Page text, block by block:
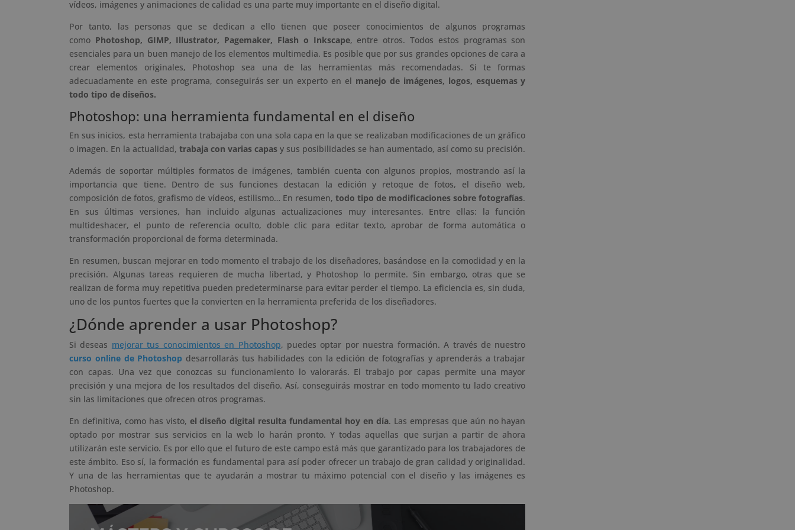
vídeos, imágenes y animaciones de calidad es una parte muy importante en el diseño digital.
Por tanto, las personas que se dedican a ello tienen que poseer conocimientos de algunos programas
como Photoshop, GIMP, Illustrator, Pagemaker, Flash o Inkscape, entre otros. Todos estos programas son
esenciales para un buen manejo de los elementos multimedia. Es posible que por sus grandes opciones de cara a
crear elementos originales, Photoshop sea una de las herramientas más recomendadas. Si te formas
adecuadamente en este programa, conseguirás ser un experto en el manejo de imágenes, logos, esquemas y
todo tipo de diseños.
Photoshop: una herramienta fundamental en el diseño
En sus inicios, esta herramienta trabajaba con una sola capa en la que se realizaban modificaciones de un gráfico
o imagen. En la actualidad, trabaja con varias capas y sus posibilidades se han aumentado, así como su precisión.
Además de soportar múltiples formatos de imágenes, también cuenta con algunos propios, mostrando así la
importancia que tiene. Dentro de sus funciones destacan la edición y retoque de fotos, el diseño web,
composición de fotos, grafismo de vídeos, estilismo… En resumen, todo tipo de modificaciones sobre fotografías.
En sus últimas versiones, han incluido algunas actualizaciones muy interesantes. Entre ellas: la función
multideshacer, el punto de referencia oculto, doble clic para editar texto, aprobar de forma automática o
transformación proporcional de forma determinada.
En resumen, buscan mejorar en todo momento el trabajo de los diseñadores, basándose en la comodidad y en la
precisión. Algunas tareas requieren de mucha libertad, y Photoshop lo permite. Sin embargo, otras que se
realizan de forma muy repetitiva pueden predeterminarse para evitar perder el tiempo. La eficiencia es, sin duda,
uno de los puntos fuertes que la convierten en la herramienta preferida de los diseñadores.
¿Dónde aprender a usar Photoshop?
Si deseas mejorar tus conocimientos en Photoshop, puedes optar por nuestra formación. A través de nuestro
curso online de Photoshop desarrollarás tus habilidades con la edición de fotografías y aprenderás a trabajar
con capas. Una vez que conozcas su funcionamiento lo valorarás. El trabajo por capas permite una mayor
precisión y una mejora de los resultados del diseño. Así, conseguirás mostrar en todo momento tu lado creativo
sin las limitaciones que ofrecen otros programas.
En definitiva, como has visto, el diseño digital resulta fundamental hoy en día. Las empresas que aún no hayan
optado por mostrar sus servicios en la web lo harán pronto. Y todas aquellas que surjan a partir de ahora
utilizarán este servicio. Es por ello que el futuro de este campo está más que garantizado para los trabajadores de
este ámbito. Eso sí, la formación es fundamental para así poder ofrecer un trabajo de gran calidad y originalidad.
Y una de las herramientas que te ayudarán a mostrar tu máximo potencial con el diseño y las imágenes es
Photoshop.